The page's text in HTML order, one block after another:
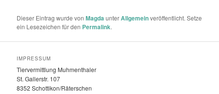
Dieser Eintrag wurde vonMagdaunterAllgemeinveröffentlicht. Setze
ein Lesezeichen für den Permalink.
IMPRESSUM
Tiervermittlung Muhmenthaler
St. Gallerstr. 107
8352 Schottikon/Räterschen